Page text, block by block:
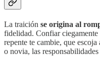
La traición se origina al
fidelidad. Confiar
repente te cambie, que
o novia, las